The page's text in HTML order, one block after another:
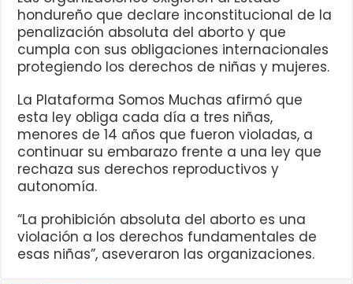
hondureño que declare inconstitucional de la
penalización absoluta del aborto y que
cumpla con sus obligaciones internacionales
protegiendo los derechos de niñas y mujeres.
La Plataforma Somos Muchas afirmó que
esta ley obliga cada día a tres niñas,
menores de 14 años que fueron violadas, a
continuar su embarazo frente a una ley que
rechaza sus derechos reproductivos y
autonomía.
“La prohibición absoluta del aborto es una
violación a los derechos fundamentales de
esas niñas”, aseveraron las organizaciones.